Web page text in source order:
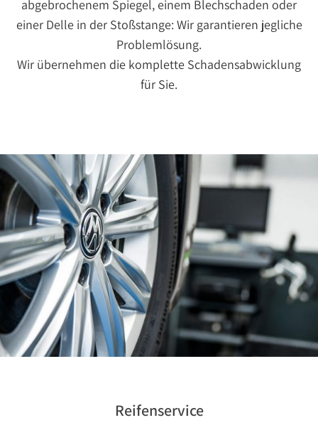
abgebrochenem Spiegel, einem Blechschaden oder
einer Delle in der Stoßstange: Wir garantieren jegliche
Problemlösung.
Wir übernehmen die komplette Schadensabwicklung
für Sie.
Reifenservice